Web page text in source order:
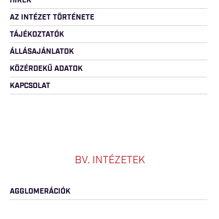
AZ INTÉZET TÖRTÉNETE
TÁJÉKOZTATÓK
ÁLLÁSAJÁNLATOK
KÖZÉRDEKŰ ADATOK
KAPCSOLAT
BV. INTÉZETEK
AGGLOMERÁCIÓK